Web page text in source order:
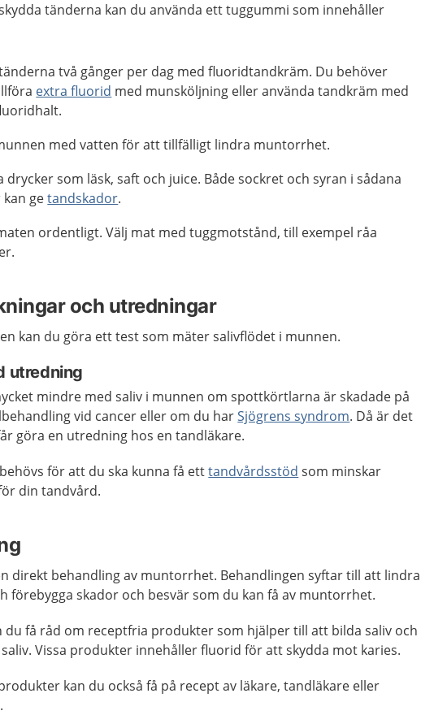
tänderna kan du använda ett tuggummi som innehåller
två gånger per dag med fluoridtandkräm. Du behöver
extra fluorid med munsköljning eller använda tandkräm med
med vatten för att tillfälligt lindra muntorrhet.
drycker som läsk, saft och juice. Både sockret och syran i sådana
kan getandskador.
ordentligt. Välj mat med tuggmotstånd, till exempel råa
och utredningar
kan du göra ett test som mäter salivflödet i munnen.
utredning
mindre med saliv i munnen om spottkörtlarna är skadade på
vid cancer eller om du harSjögrens syndrom. Då är det
göra en utredning hos en tandläkare.
för att du ska kunna få etttandvårdsstöd som minskar
din tandvård.
direkt behandling av muntorrhet. Behandlingen syftar till att lindra
förebygga skador och besvär som du kan få av muntorrhet.
du få råd om receptfria produkter som hjälper till att bilda saliv och
Vissa produkter innehåller fluorid för att skydda mot karies.
kan du också få på recept av läkare, tandläkare eller